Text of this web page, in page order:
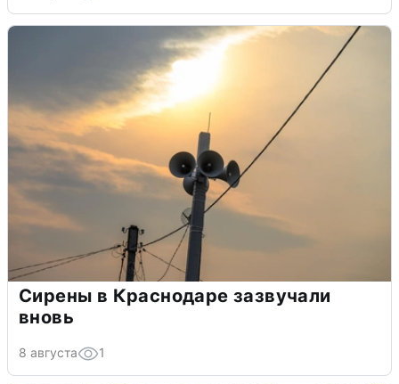
Сирены в Краснодаре зазвучали
вновь
8 августа 1